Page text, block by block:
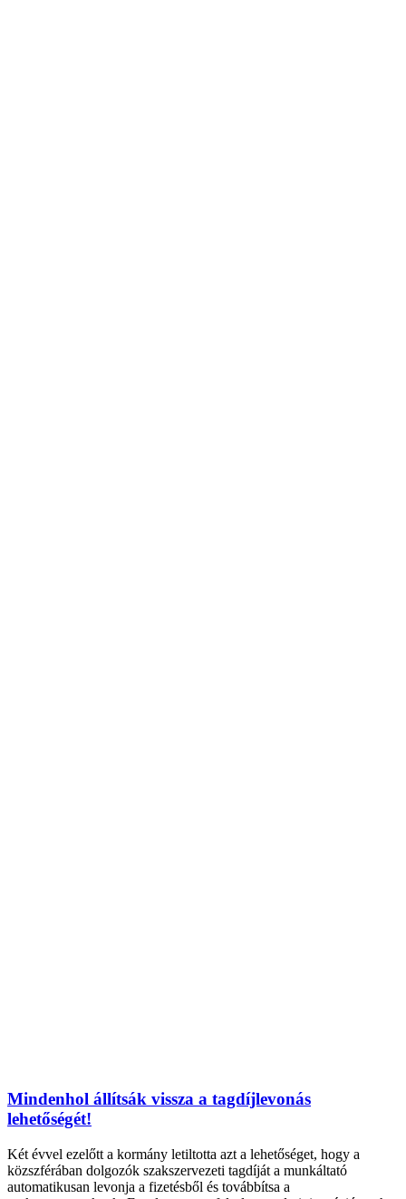
Mindenhol állítsák vissza a tagdíjlevonás
lehetőségét!
Két évvel ezelőtt a kormány letiltotta azt a lehetőséget, hogy a
közszférában dolgozók szakszervezeti tagdíját a munkáltató
automatikusan levonja a fizetésből és továbbítsa a